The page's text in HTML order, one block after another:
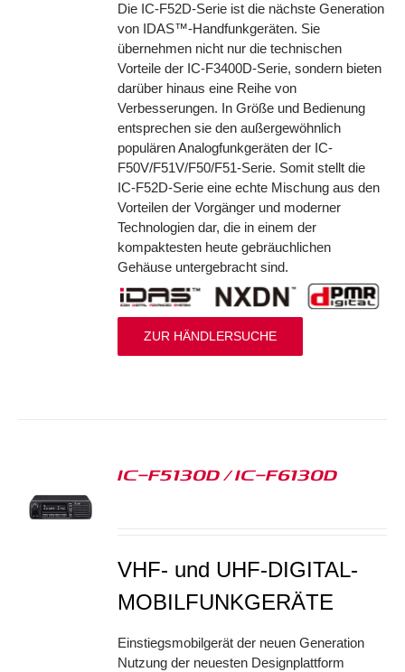
Die IC-F52D-Serie ist die nächste Generation
von IDAS™-Handfunkgeräten. Sie
übernehmen nicht nur die technischen
Vorteile der IC-F3400D-Serie, sondern bieten
darüber hinaus eine Reihe von
Verbesserungen. In Größe und Bedienung
entsprechen sie den außergewöhnlich
populären Analogfunkgeräten der IC-
F50V/F51V/F50/F51-Serie. Somit stellt die
IC-F52D-Serie eine echte Mischung aus den
Vorteilen der Vorgänger und moderner
Technologien dar, die in einem der
kompaktesten heute gebräuchlichen
Gehäuse untergebracht sind.
ZUR HÄNDLERSUCHE
IC-F5130D / IC-F6130D
VHF- und UHF-DIGITAL-
MOBILFUNKGERÄTE
Einstiegsmobilgerät der neuen Generation
Nutzung der neuesten Designplattform